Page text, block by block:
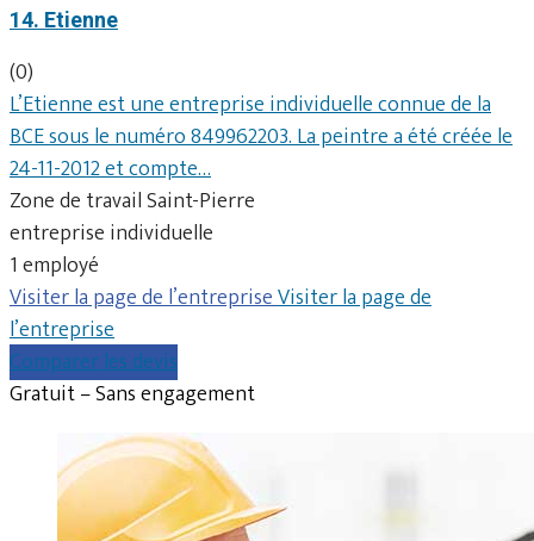
14. Etienne
(0)
L’Etienne est une entreprise individuelle connue de la
BCE sous le numéro 849962203. La peintre a été créée le
24-11-2012 et compte…
Zone de travail Saint-Pierre
entreprise individuelle
1 employé
Visiter la page de l’entrepriseVisiter la page de
l’entreprise
Comparer les devis
Gratuit – Sans engagement